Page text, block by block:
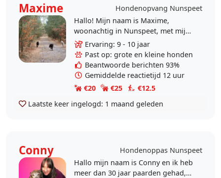
Maxime
Hondenopvang Nunspeet
Hallo! Mijn naam is Maxime,
woonachtig in Nunspeet, met mijn
lieve Pyreneese berghond Billy. Ik
bied hondenopvang aan in
huiselijke sfeer tijdens..
Ervaring: 9 - 10 jaar
Past op: grote en kleine honden
Beantwoorde berichten 93%
Gemiddelde reactietijd 12 uur
€20
€25
€12.5
Laatste keer ingelogd: 1 maand geleden
Conny Hondenoppas Nunspeet
Hallo mijn naam is Conny en ik heb
meer dan 30 jaar paarden gehad,